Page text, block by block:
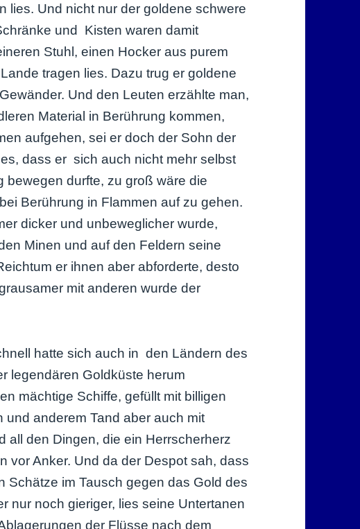
lies. Und nicht nur der goldene schwere
und Kisten waren damit
Stuhl, einen Hocker aus purem
tragen lies. Dazu trug er goldene
Und den Leuten erzählte man,
Material in Berührung kommen,
aufgehen, sei er doch der Sohn der
dass er sich auch nicht mehr selbst
bewegen durfte, zu groß wäre die
Berührung in Flammen auf zu gehen.
dicker und unbeweglicher wurde,
Minen und auf den Feldern seine
er ihnen aber abforderte, desto
mit anderen wurde der
hatte sich auch in den Ländern des
legendären Goldküste herum
mächtige Schiffe, gefüllt mit billigen
anderem Tand aber auch mit
all den Dingen, die ein Herrscherherz
vor Anker. Und da der Despot sah, dass
Schätze im Tausch gegen das Gold des
nur noch gieriger, lies seine Untertanen
der Flüsse nach dem